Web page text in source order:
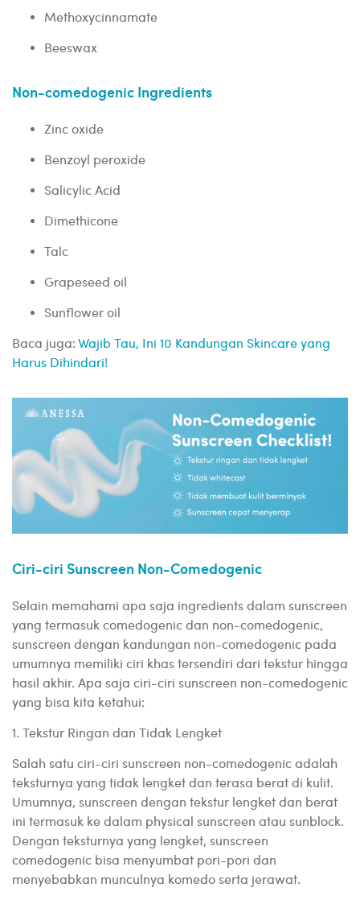
Methoxycinnamate
Beeswax
Non-comedogenic Ingredients
Zinc oxide
Benzoyl peroxide
Salicylic Acid
Dimethicone
Talc
Grapeseed oil
Sunflower oil
Baca juga:Wajib Tau, Ini 10 Kandungan Skincare yang
Harus Dihindari!
Ciri-ciri Sunscreen Non-Comedogenic
Selain memahami apa saja ingredients dalam sunscreen
yang termasuk comedogenic dan non-comedogenic,
sunscreen dengan kandungan non-comedogenic pada
umumnya memiliki ciri khas tersendiri dari tekstur hingga
hasil akhir. Apa saja ciri-ciri sunscreen non-comedogenic
yang bisa kita ketahui:
1. Tekstur Ringan dan Tidak Lengket
Salah satu ciri-ciri sunscreen non-comedogenic adalah
teksturnya yang tidak lengket dan terasa berat di kulit.
Umumnya, sunscreen dengan tekstur lengket dan berat
ini termasuk ke dalam physical sunscreen atau sunblock.
Dengan teksturnya yang lengket, sunscreen
comedogenic bisa menyumbat pori-pori dan
menyebabkan munculnya komedo serta jerawat.